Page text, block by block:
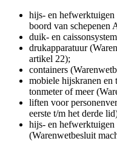
hijs- en hefwerktuigen
boord van schepenen
duik- en
drukapparatuur
artikel 22);
containers
mobiele hijskranen en
tonmeter of meer
liften voor
eerste t/m het derde
hijs- en hefwerktuigen
(Warenwetbesluit